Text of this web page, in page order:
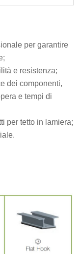
per garantire
e resistenza;
dei componenti,
e tempi di
per tetto in lamiera;